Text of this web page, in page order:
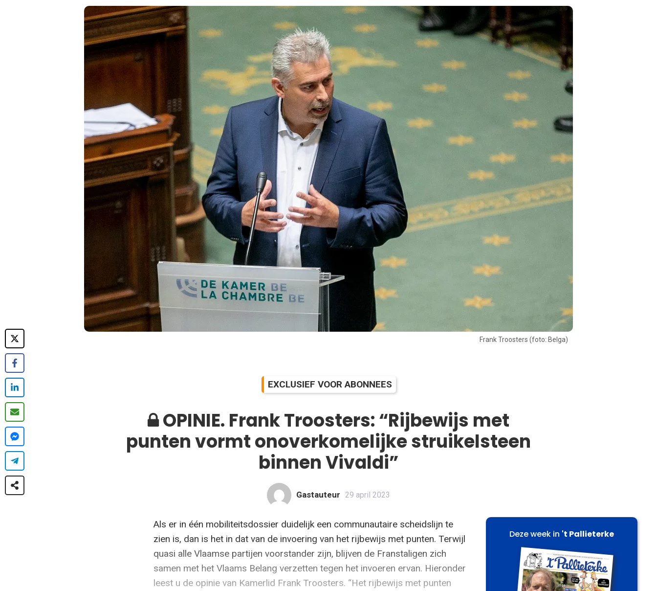
Frank Troosters (foto: Belga)
EXCLUSIEF VOOR ABONNEES
OPINIE. Frank Troosters: “Rijbewijs met
punten vormt onoverkomelijke struikelsteen
binnen Vivaldi”
Gastauteur 29 april 2023
Als er in één mobiliteitsdossier duidelijk een communautaire scheidslijn te
zien is, dan is het in dat van de invoering van het rijbewijs met punten. Terwijl
quasi alle Vlaamse partijen voorstander zijn, blijven de Franstaligen zich
samen met het Vlaams Belang verzetten tegen het invoeren ervan. Hieronder
leest u de opinie van Kamerlid Frank Troosters. “Het rijbewijs met punten
Deze week in 't Pallieterke